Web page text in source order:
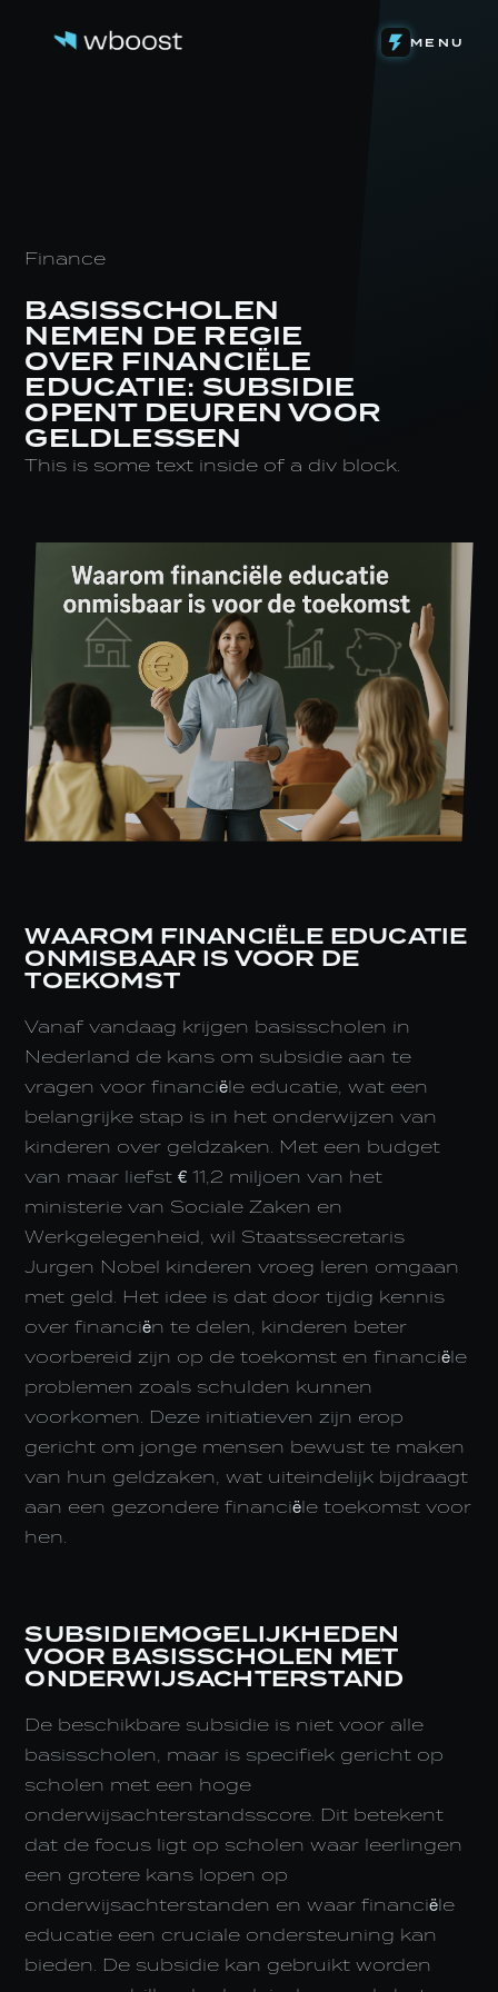
MENU
Finance
BASISSCHOLEN
NEMEN DE REGIE
OVER FINANCIËLE
EDUCATIE: SUBSIDIE
OPENT DEUREN VOOR
GELDLESSEN
This is some text inside of a div block.
WAAROM FINANCIËLE EDUCATIE
ONMISBAAR IS VOOR DE
TOEKOMST
Vanaf vandaag krijgen basisscholen in
Nederland de kans om subsidie aan te
vragen voor financiële educatie, wat een
belangrijke stap is in het onderwijzen van
kinderen over geldzaken. Met een budget
van maar liefst € 11,2 miljoen van het
ministerie van Sociale Zaken en
Werkgelegenheid, wil Staatssecretaris
Jurgen Nobel kinderen vroeg leren omgaan
met geld. Het idee is dat door tijdig kennis
over financiën te delen, kinderen beter
voorbereid zijn op de toekomst en financiële
problemen zoals schulden kunnen
voorkomen. Deze initiatieven zijn erop
gericht om jonge mensen bewust te maken
van hun geldzaken, wat uiteindelijk bijdraagt
aan een gezondere financiële toekomst voor
hen.
SUBSIDIEMOGELIJKHEDEN
VOOR BASISSCHOLEN MET
ONDERWIJSACHTERSTAND
De beschikbare subsidie is niet voor alle
basisscholen, maar is specifiek gericht op
scholen met een hoge
onderwijsachterstandsscore. Dit betekent
dat de focus ligt op scholen waar leerlingen
een grotere kans lopen op
onderwijsachterstanden en waar financiële
educatie een cruciale ondersteuning kan
bieden. De subsidie kan gebruikt worden